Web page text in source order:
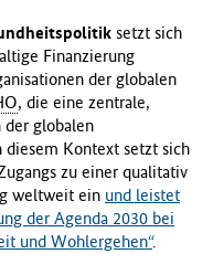
setzt sich
Finanzierung
der globalen
, die eine zentrale,
globalen
Kontext setzt sich
zu einer qualitativ
weltweit ein und leistet
der Agenda 2030 bei
und Wohlergehen“.